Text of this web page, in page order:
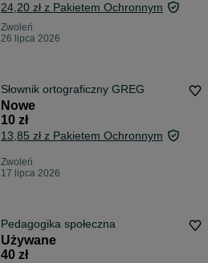
24,20 zł z Pakietem Ochronnym
Zwoleń
26 lipca 2026
Słownik ortograficzny GREG
Nowe
10 zł
13,85 zł z Pakietem Ochronnym
Zwoleń
17 lipca 2026
Pedagogika społeczna
Używane
40 zł